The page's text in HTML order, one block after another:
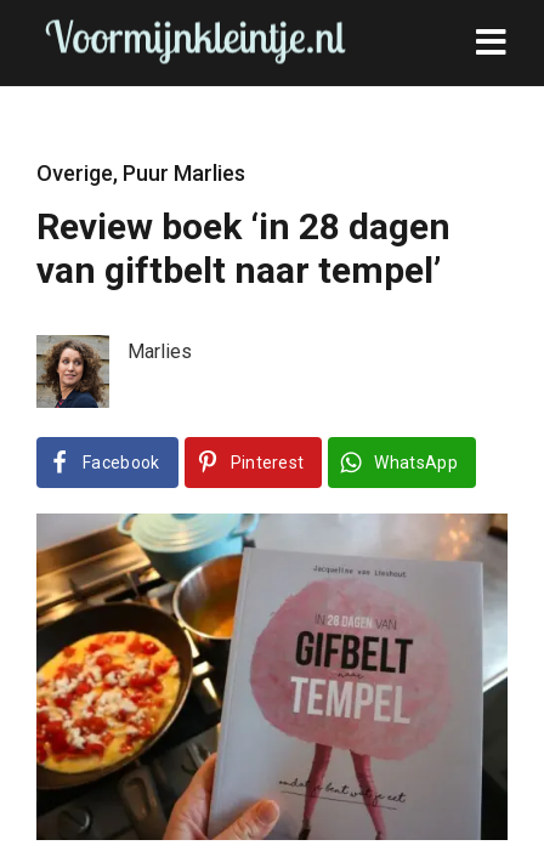
Overige, Puur Marlies
Review boek ‘in 28 dagen
van giftbelt naar tempel’
Marlies
Facebook Pinterest WhatsApp